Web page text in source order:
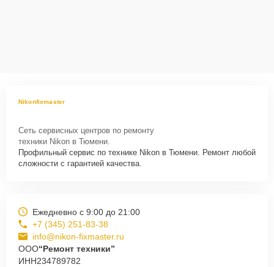
Nikonfixmaster
Сеть сервисных центров по ремонту
техники Nikon в Тюмени.
Профильный сервис по технике Nikon в Тюмени. Ремонт любой
сложности с гарантией качества.
Ежедневно с 9:00 до 21:00
+7 (345) 251-83-38
info@nikon-fixmaster.ru
ООО“Ремонт техники”
ИНН234789782